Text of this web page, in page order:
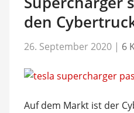
den
26. September 2020 | 6
Auf dem Markt ist der